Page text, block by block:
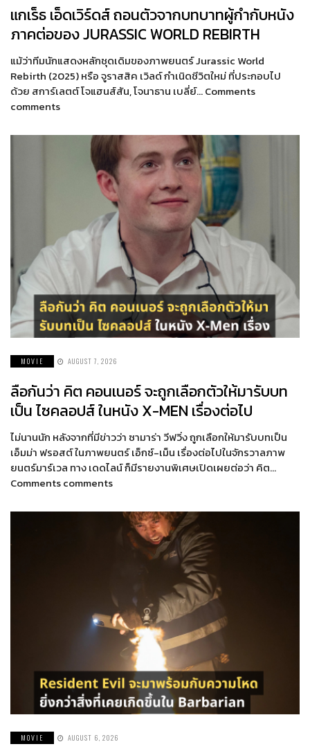
แกเร็ธ เอ็ดเวิร์ดส์ ถอนตัวจากบทบาทผู้กำกับหนัง
ภาคต่อของ JURASSIC WORLD REBIRTH
แม้ว่าทีมนักแสดงหลักชุดเดิมของภาพยนตร์ Jurassic World
Rebirth (2025) หรือ จูราสสิค เวิลด์ กำเนิดชีวิตใหม่ ที่ประกอบไป
ด้วย สการ์เลตต์ โจแฮนส์สัน, โจนาธาน เบลี่ย์… Comments
comments
MOVIE AUGUST 7, 2026
ลือกันว่า คิต คอนเนอร์ จะถูกเลือกตัวให้มารับบท
เป็น ไซคลอปส์ ในหนัง X-MEN เรื่องต่อไป
ไม่นานนัก หลังจากที่มีข่าวว่า ซามาร่า วีฟวิ่ง ถูกเลือกให้มารับบทเป็น
เอ็มม่า ฟรอสต์ ในภาพยนตร์ เอ็กซ์-เม็น เรื่องต่อไปในจักรวาลภาพ
ยนตร์มาร์เวล ทาง เดดไลน์ ก็มีรายงานพิเศษเปิดเผยต่อว่า คิต…
Comments comments
MOVIE AUGUST 6, 2026